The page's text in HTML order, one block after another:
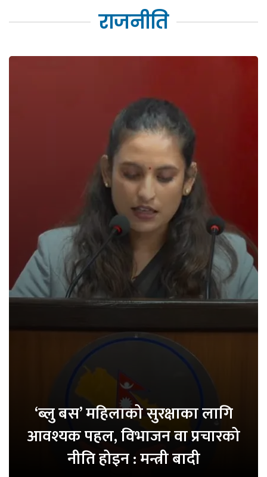
राजनीति
‘ब्लु बस’ महिलाको सुरक्षाका लागि
आवश्यक पहल, विभाजन वा प्रचारको
नीति होइन : मन्त्री बादी